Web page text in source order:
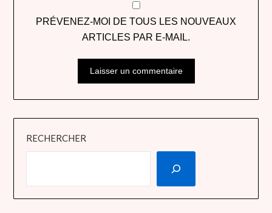
PRÉVENEZ-MOI DE TOUS LES NOUVEAUX
ARTICLES PAR E-MAIL.
RECHERCHER